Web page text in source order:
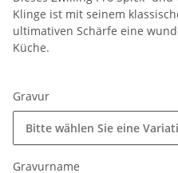
Klinge ist mit seinem
ultimativen Schärfe eine
Küche.
Gravur
Bitte wählen Sie eine
Gravurname